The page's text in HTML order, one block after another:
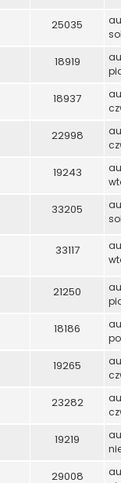
25035
18919
18937
22998
19243
33205
33117
21250
18186
19265
23282
19219
29008